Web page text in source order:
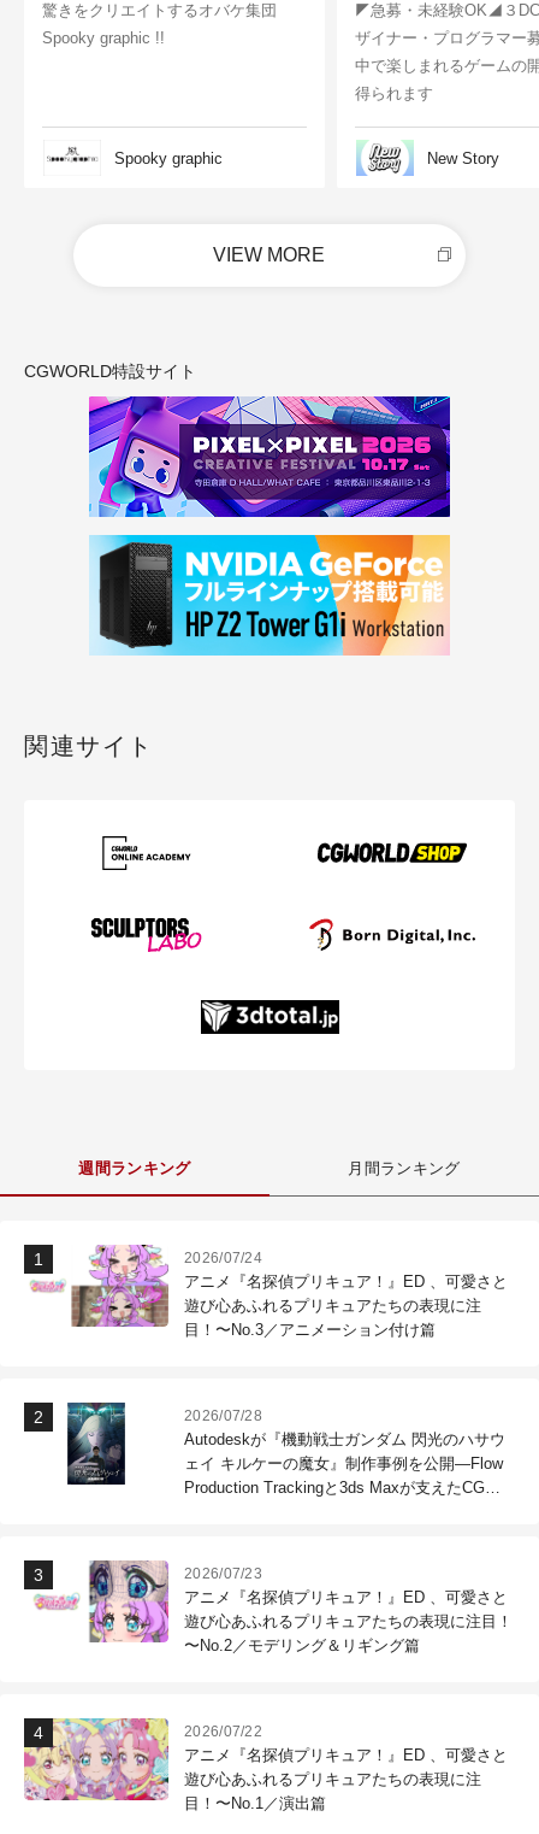
驚きをクリエイトするオバケ集団
Spooky graphic !!
Spooky graphic
◤急募・未経験OK◢３
ザイナー・プログラマー
中で楽しまれるゲームの
得られます
New Story
VIEW MORE
CGWORLD特設サイト
関連サイト
週間ランキング 月間ランキング
2026/07/24
アニメ『名探偵プリキュア！』ED 、可愛さと
遊び心あふれるプリキュアたちの表現に注
目！〜No.3／アニメーション付け篇
2026/07/28
Autodeskが『機動戦士ガンダム 閃光のハサウ
ェイ キルケーの魔女』制作事例を公開―Flow
Production Trackingと3ds Maxが支えたCG制
2026/07/23
アニメ『名探偵プリキュア！』ED 、可愛さと
遊び心あふれるプリキュアたちの表現に注目！
〜No.2／モデリング＆リギング篇
2026/07/22
アニメ『名探偵プリキュア！』ED 、可愛さと
遊び心あふれるプリキュアたちの表現に注
目！〜No.1／演出篇